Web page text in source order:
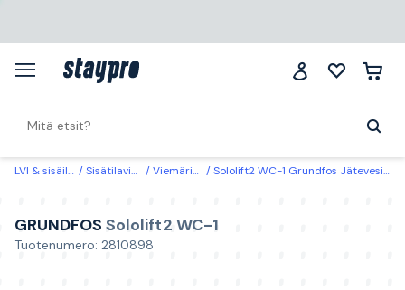
LVI & sisäilma Sisätilaviemäri Viemäripumput Sololift2 WC-1 Grundfos Jätevesipumppu WC:lle ja pesualtaalle
GRUNDFOS Sololift2 WC-1
Tuotenumero: 2810898